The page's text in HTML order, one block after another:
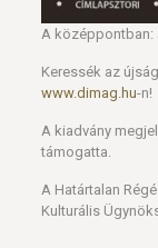
A középpontban:
Keressék az
www.dimag.hu-n!
A kiadvány
támogatta.
A Határtalan
Kulturális